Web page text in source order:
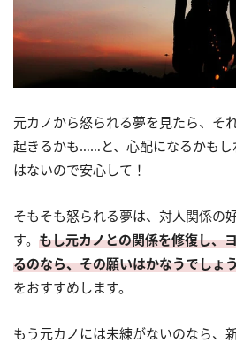
元カノから怒られる夢を見たら、そ
起きるかも……と、心配になるかもし
はないので安心して！
そもそも怒られる夢は、対人関係の
す。 もし元カノとの関係を修復し、
るのなら、その願いはかなうでしょ
をおすすめします。
もう元カノには未練がないのなら、